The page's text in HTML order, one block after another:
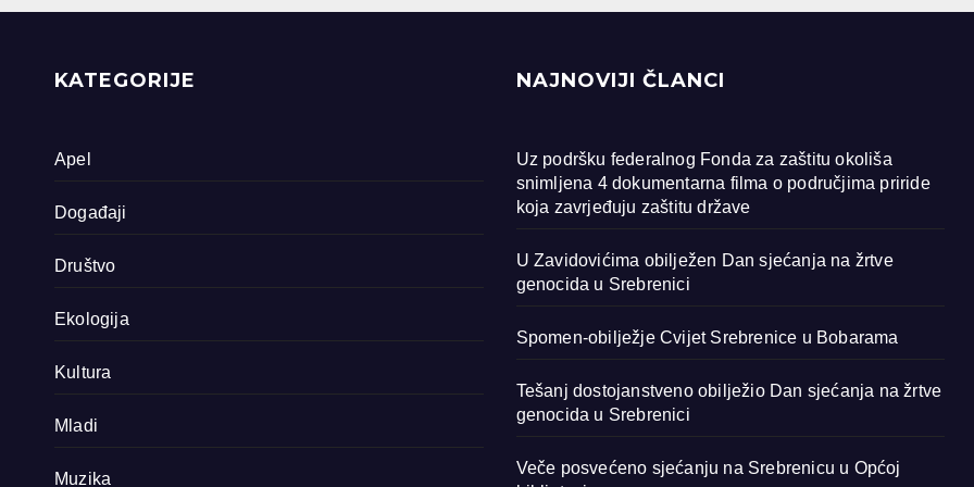
priride koja
države
KATEGORIJE
Apel
Događaji
Društvo
Ekologija
Kultura
Mladi
Muzika
NAJNOVIJI ČLANCI
Uz podršku federalnog Fonda za zaštitu okoliša
snimljena 4 dokumentarna filma o područjima priride
koja zavrjeđuju zaštitu države
U Zavidovićima obilježen Dan sjećanja na žrtve
genocida u Srebrenici
Spomen-obilježje Cvijet Srebrenice u Bobarama
Tešanj dostojanstveno obilježio Dan sjećanja na žrtve
genocida u Srebrenici
Veče posvećeno sjećanju na Srebrenicu u Općoj